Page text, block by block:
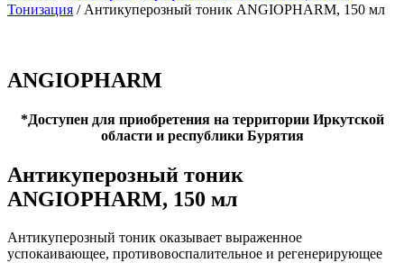
Тонизация / Антикуперозный тоник ANGIOPHARM, 150 мл
ANGIOPHARM
*Доступен для приобретения на территории Иркутской
области и республики Бурятия
Антикуперозный тоник
ANGIOPHARM, 150 мл
Антикуперозный тоник оказывает выраженное
успокаивающее, противовоспалительное и регенерирующее